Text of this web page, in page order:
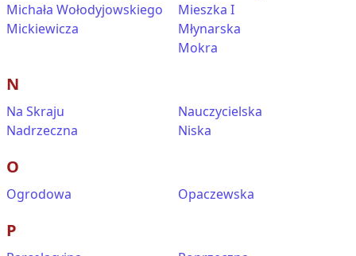
Michała Wołodyjowskiego
Mickiewicza
Mieszka I
Młynarska
Mokra
N
Na Skraju
Nadrzeczna
Nauczycielska
Niska
O
Ogrodowa Opaczewska
P